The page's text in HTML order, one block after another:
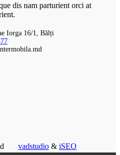
dis nam parturient orci at
Iorga 16/1, Bălți
vadstudio & iSEO